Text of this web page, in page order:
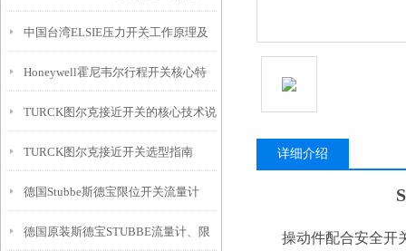
品线
中国台湾ELSIE压力开关工作原理及
技术参数
Honeywell霍尼韦尔行程开关核心特
点
TURCK图尔克接近开关的核心技术说
明及操作要点
TURCK图尔克接近开关选型指南
德国Stubbe斯德宝限位开关流量计
德国原装斯德宝STUBBE流量计、限
详细介绍
操动件配合安全开关